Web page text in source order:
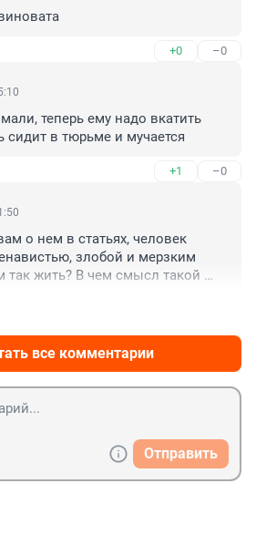
+0 –0
теперь ему надо вкатить
сидит в тюрьме и мучается
+1 –0
о нем в статьях, человек
злобой и мерзким
так жить? В чем смысл такой
все комментарии
Отправить